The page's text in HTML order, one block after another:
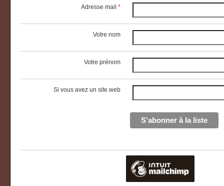
Adresse mail *
Votre nom
Votre prénom
Si vous avez un site web